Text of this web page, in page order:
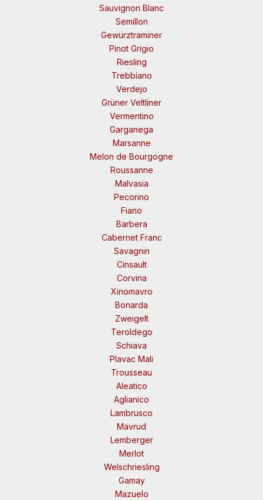
Sauvignon Blanc
Semillon
Gewürztraminer
Pinot Grigio
Riesling
Trebbiano
Verdejo
Grüner Veltliner
Vermentino
Garganega
Marsanne
Melon de Bourgogne
Roussanne
Malvasia
Pecorino
Fiano
Barbera
Cabernet Franc
Savagnin
Cinsault
Corvina
Xinomavro
Bonarda
Zweigelt
Teroldego
Schiava
Plavac Mali
Trousseau
Aleatico
Aglianico
Lambrusco
Mavrud
Lemberger
Merlot
Welschriesling
Gamay
Mazuelo